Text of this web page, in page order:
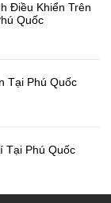
Điều Khiển Trên
Quốc
Tại Phú Quốc
Tại Phú Quốc